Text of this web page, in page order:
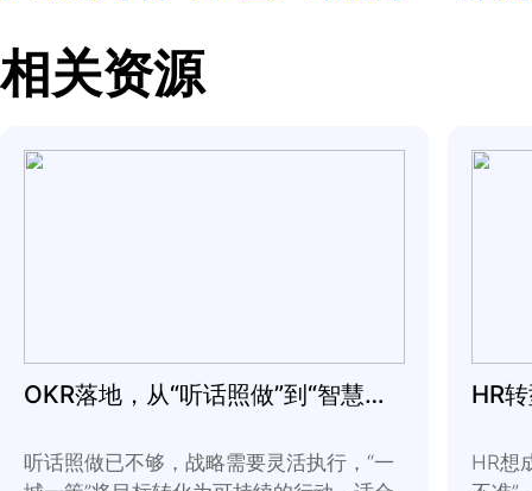
情地向前奔跑，创造
属感，让大家看到自
上起到了作用。